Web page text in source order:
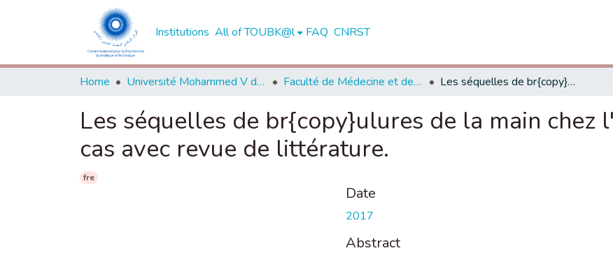
Institutions All of TOUBK@l FAQ CNRST
Home Université Mohammed V de Rabat Faculté de Médecine et de Pharmacie - Rabat Les séquelles de br{copy}ulures de la main chez l'enfant, à propos de 61 cas avec revue de littérature.
Les séquelles de br{copy}ulures de la main chez
cas avec revue de littérature.
fre
Date
2017
Abstract